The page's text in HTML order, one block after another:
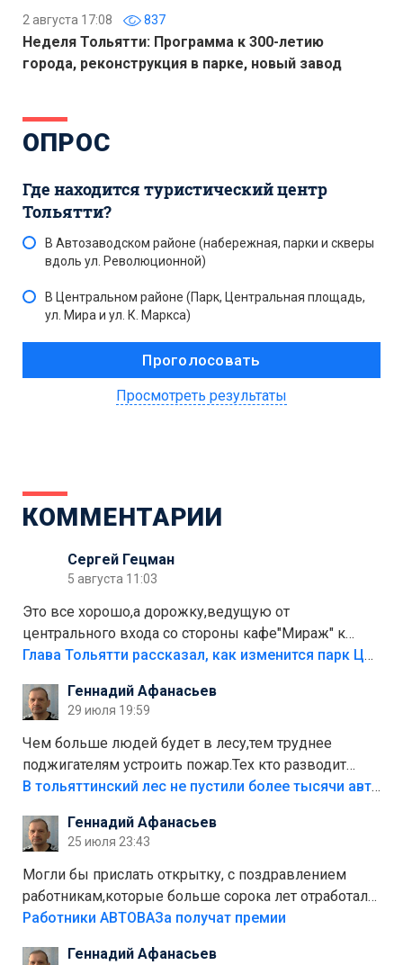
2 августа 17:08 837
Неделя Тольятти: Программа к 300-летию
города, реконструкция в парке, новый завод
ОПРОС
Где находится туристический центр
Тольятти?
В Автозаводском районе (набережная, парки и скверы
вдоль ул. Революционной)
В Центральном районе (Парк, Центральная площадь,
ул. Мира и ул. К. Маркса)
Просмотреть результаты
КОММЕНТАРИИ
Сергей Гецман
5 августа 11:03
Это все хорошо,а дорожку,ведущую от
центрального входа со стороны кафе"Мираж" к
аттракционам слабо доделать?А то бордюры
лежала в парке и испортилась.Да еще,видимо,часть
украли.
Глава Тольятти рассказал, как изменится парк Центрального района
Геннадий Афанасьев
29 июля 19:59
Чем больше людей будет в лесу,тем труднее
поджигателям устроить пожар.Тех кто разводит
костры,тех надо безбожно штрафовать.Камер полно
Штрафы мизерные.
В тольяттинский лес не пустили более тысячи автомобилей
Геннадий Афанасьев
25 июля 23:43
Могли бы прислать открытку, с поздравлением
работникам,которые больше сорока лет отработали
на предприятии.
Работники АВТОВАЗа получат премии
Геннадий Афанасьев